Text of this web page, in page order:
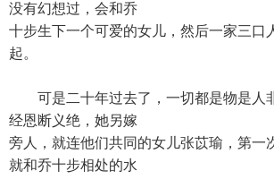
没有幻想过，会和乔
十步生下一个可爱的女儿，然后一家三口
起。
可是二十年过去了，一切都是物是人
经恩断义绝，她另嫁
旁人，就连他们共同的女儿张苡瑜，第一
就和乔十步相处的水